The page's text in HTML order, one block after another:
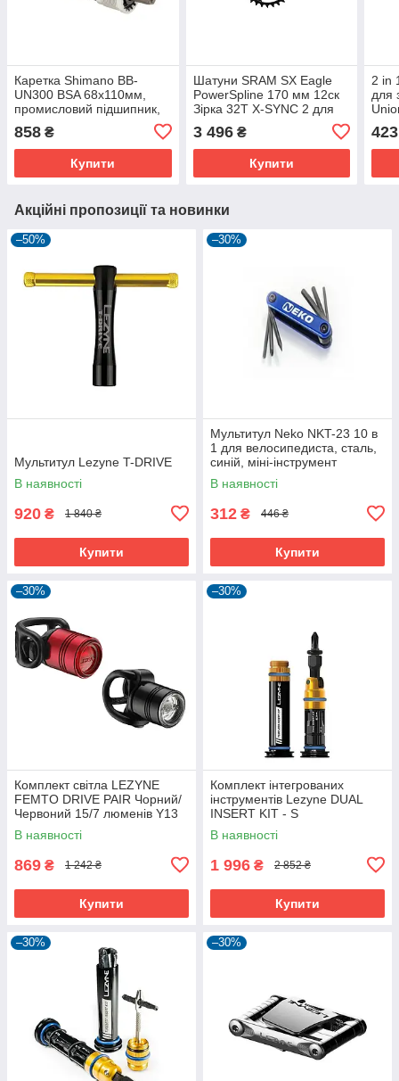
Каретка Shimano BB-
UN300 BSA 68x110мм,
промисловий підшипник,
велосипедів
858 ₴
Купити
Шатуни SRAM SX Eagle
PowerSpline 170 мм 12ск
Зірка 32T X-SYNC 2 для
3 496₴
Купити
2 in
для
tool
Акційні пропозиції та новинки
–50%
Мультитул Lezyne T-DRIVE
В наявності
920 ₴ 1 840 ₴
Купити
–30%
Мультитул Neko NKT-23 10 в
1 для велосипедиста, сталь,
синій, міні-інструмент
В наявності
312 ₴ 446 ₴
Купити
–30%
Комплект світла LEZYNE
FEMTO DRIVE PAIR Чорний/
Червоний 15/7 люменів Y13
В наявності
869 ₴ 1 242 ₴
Купити
–30%
Комплект інтегрованих
інструментів Lezyne DUAL
INSERT KIT - S
В наявності
1 996 ₴ 2 852 ₴
Купити
–30% –30%